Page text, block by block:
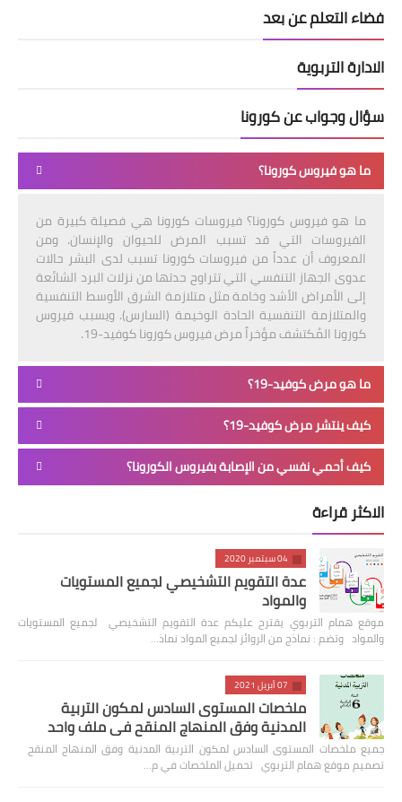
فضاء التعلم عن بعد
الادارة التربوية
سؤال وجواب عن كورونا
ما هو فيروس كورونا؟
ما هو فيروس كورونا؟ فيروسات كورونا هي فصيلة كبيرة من
الفيروسات التي قد تسبب المرض للحيوان والإنسان. ومن
المعروف أن عدداً من فيروسات كورونا تسبب لدى البشر حالات
عدوى الجهاز التنفسي التي تتراوح حدتها من نزلات البرد الشائعة
إلى الأمراض الأشد وخامة مثل متلازمة الشرق الأوسط التنفسية
والمتلازمة التنفسية الحادة الوخيمة (السارس). ويسبب فيروس
كورونا المُكتشف مؤخراً مرض فيروس كورونا كوفيد-19.
ما هو مرض كوفيد-19؟
كيف ينتشر مرض كوفيد-19؟
كيف أحمي نفسي من الإصابة بفيروس الكورونا؟
الاكثر قراءة
04 سبتمبر 2020
عدة التقويم التشخيصي لجميع المستويات
والمواد
موقع همام التربوي يقترح عليكم عدة التقويم التشخيصي لجميع المستويات
والمواد وتضم : نماذج من الروائز لجميع المواد نماذ…
07 أبريل 2021
ملخصات المستوى السادس لمكون التربية
المدنية وفق المنهاج المنقح في ملف واحد
جميع ملخصات المستوى السادس لمكون التربية المدنية وفق المنهاج المنقح
تصميم موقع همام التربوي تحميل الملخصات في م…